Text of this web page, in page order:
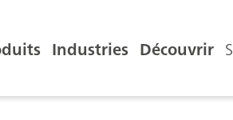
Industries Découvrir